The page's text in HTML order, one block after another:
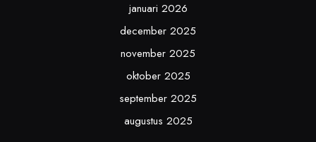
januari 2026
december 2025
november 2025
oktober 2025
september 2025
augustus 2025